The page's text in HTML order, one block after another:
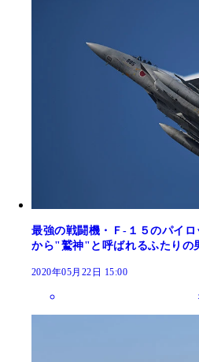
最強の戦闘機・Ｆ‐１５のパイ
から"鷲神"と呼ばれるふたりの
2020年05月22日 15:00